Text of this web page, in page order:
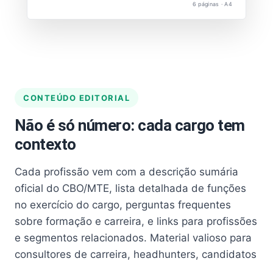
6 páginas · A4
CONTEÚDO EDITORIAL
Não é só número: cada cargo tem
contexto
Cada profissão vem com a descrição sumária
oficial do CBO/MTE, lista detalhada de funções
no exercício do cargo, perguntas frequentes
sobre formação e carreira, e links para profissões
e segmentos relacionados. Material valioso para
consultores de carreira, headhunters, candidatos